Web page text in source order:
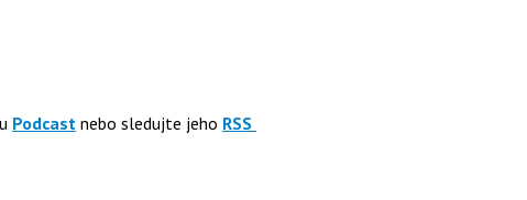
Podcast nebo sledujte jeho RSS